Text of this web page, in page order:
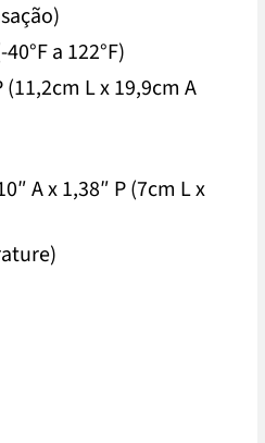
a 122°F)
(11,2cm L x 19,9cm A
A x 1,38″ P (7cm L x